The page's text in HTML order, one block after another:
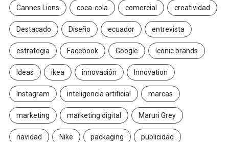
Cannes Lions coca-cola comercial creatividad
Destacado Diseño ecuador entrevista
estrategia Facebook Google Iconic brands
Ideas ikea innovación Innovation
Instagram inteligencia artificial marcas
marketing marketing digital Maruri Grey
navidad Nike packaging publicidad